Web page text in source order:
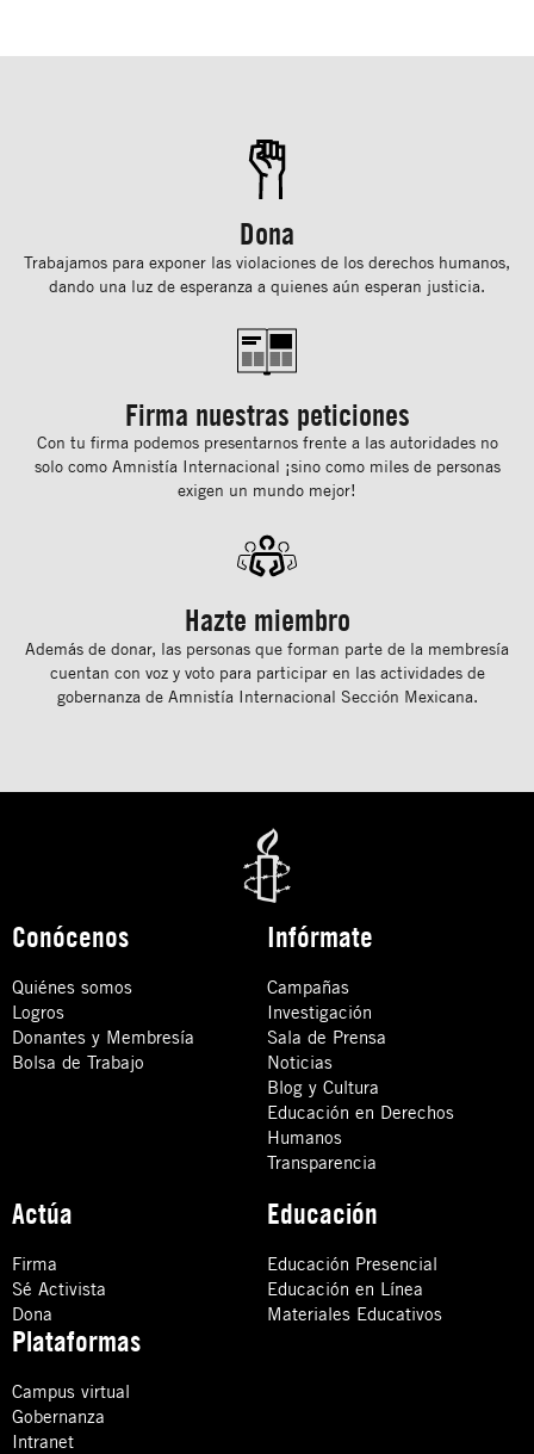
Dona
Trabajamos para exponer las violaciones de los derechos humanos,
dando una luz de esperanza a quienes aún esperan justicia.
Firma nuestras peticiones
Con tu ﬁrma podemos presentarnos frente a las autoridades no
solo como Amnistía Internacional ¡sino como miles de personas
exigen un mundo mejor!
Hazte miembro
Además de donar, las personas que forman parte de la membresía
cuentan con voz y voto para participar en las actividades de
gobernanza de Amnistía Internacional Sección Mexicana.
Conócenos
Quiénes somos
Logros
Donantes y Membresía
Bolsa de Trabajo
Infórmate
Campañas
Investigación
Sala de Prensa
Noticias
Blog y Cultura
Educación en Derechos
Humanos
Transparencia
Actúa
Firma
Sé Activista
Dona
Educación
Educación Presencial
Educación en Línea
Materiales Educativos
Plataformas
Campus virtual
Gobernanza
Intranet